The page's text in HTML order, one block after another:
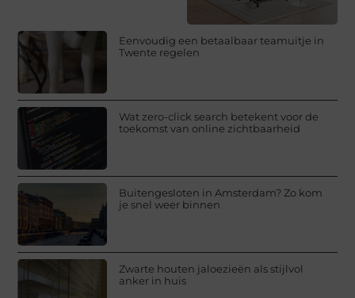
Eenvoudig een betaalbaar teamuitje in
Twente regelen
Wat zero-click search betekent voor de
toekomst van online zichtbaarheid
Buitengesloten in Amsterdam? Zo kom
je snel weer binnen
Zwarte houten jaloezieën als stijlvol
anker in huis